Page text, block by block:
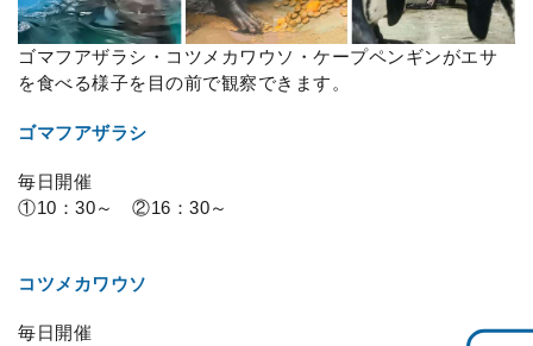
ゴマフアザラシ・コツメカワウソ・ケープペンギンがエサ
を食べる様子を目の前で観察できます。
ゴマフアザラシ
毎日開催
①10：30～ ②16：30～
コツメカワウソ
毎日開催